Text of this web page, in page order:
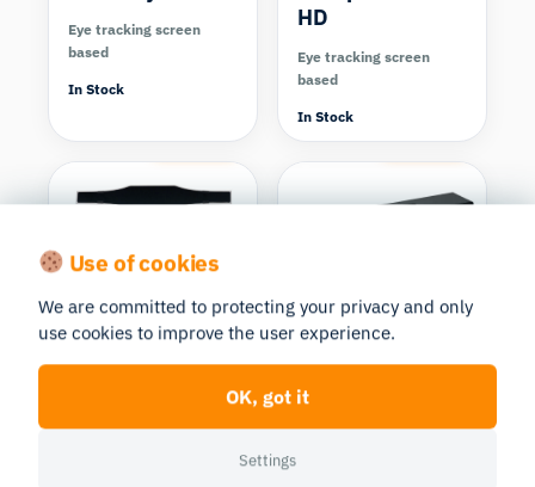
Eye tracking screen
based
In Stock
HD
Eye tracking screen
based
In Stock
Gazepoint
Gazepoint GP3
based
Smart Eye
Smart Eye
Aurora Eye
Use of cookies
We are committed to protecting your privacy and only
use cookies to improve the user experience.
OK, got it
Settings